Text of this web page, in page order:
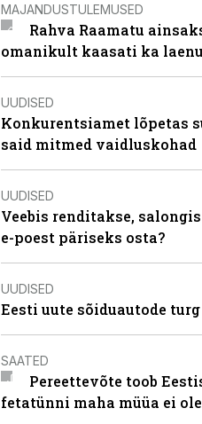
MAJANDUSTULEMUSED
Rahva Raamatu
omanikult kaasati ka laenu
UUDISED
Konkurentsiamet lõpetas
said mitmed vaidluskohad
UUDISED
Veebis renditakse,
e-poest päriseks osta?
UUDISED
Eesti uute sõiduautode
SAATED
Pereettevõte toob
fetatünni maha müüa ei